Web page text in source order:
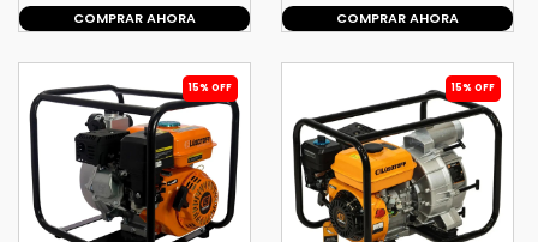
COMPRAR AHORA COMPRAR AHORA
15% OFF 15% OFF